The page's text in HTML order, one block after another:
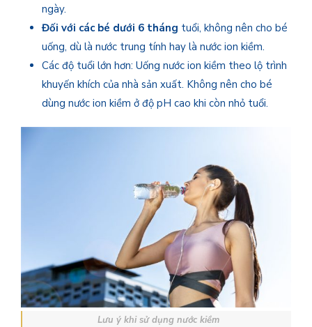
ngày.
Đối với các bé dưới 6 tháng tuổi, không nên cho bé
uống, dù là nước trung tính hay là nước ion kiềm.
Các độ tuổi lớn hơn: Uống nước ion kiềm theo lộ trình
khuyến khích của nhà sản xuất. Không nên cho bé
dùng nước ion kiềm ở độ pH cao khi còn nhỏ tuổi.
Lưu ý khi sử dụng nước kiềm